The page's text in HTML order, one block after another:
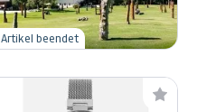
Artikel beendet